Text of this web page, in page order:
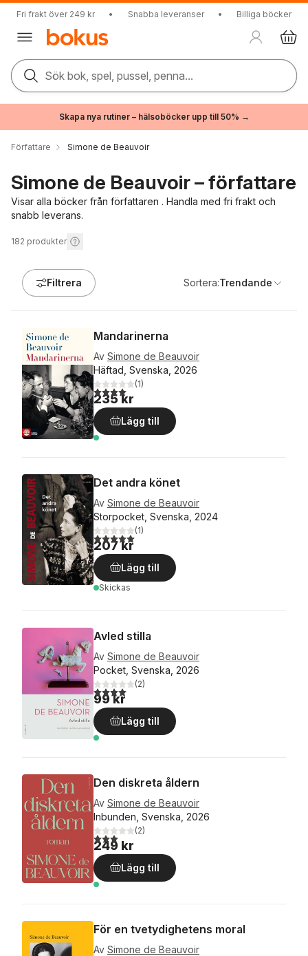
Fri frakt över 249 kr • Snabba leveranser • Billiga böcker
Sök bok, spel, pussel, penna...
Skapa nya rutiner – hälsoböcker upp till 50% →
Författare Simone de Beauvoir
Simone de Beauvoir – författare
Visar alla böcker från författaren . Handla med fri frakt och
snabb leverans.
182 produkter
Filtrera Sortera:Trendande
Mandarinerna
Av Simone de Beauvoir
Häftad, Svenska, 2026
4,0utav 5 stjärnor. Totalt antal röster:
(1)
235 kr
Lägg till
Det andra könet
Av Simone de Beauvoir
Storpocket, Svenska, 2024
5,0utav 5 stjärnor. Totalt antal röster:
(1)
207 kr
Lägg till
Skickas
Avled stilla
Av Simone de Beauvoir
Pocket, Svenska, 2026
4,0utav 5 stjärnor. Totalt antal röster:
(2)
99 kr
Lägg till
Den diskreta åldern
Av Simone de Beauvoir
Inbunden, Svenska, 2026
3,0utav 5 stjärnor. Totalt antal röster:
(2)
249 kr
Lägg till
För en tvetydighetens moral
Av Simone de Beauvoir